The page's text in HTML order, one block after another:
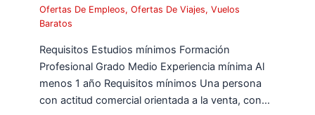
Ofertas De Empleos,Ofertas De Viajes,Vuelos
Baratos
Requisitos Estudios mínimos Formación
Profesional Grado Medio Experiencia mínima Al
menos 1 año Requisitos mínimos Una persona
con actitud comercial orientada a la venta, con…